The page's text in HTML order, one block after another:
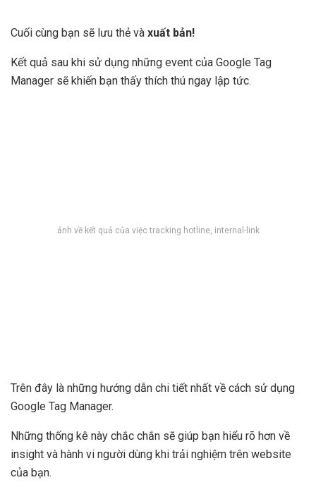
Cuối cùng bạn sẽ lưu thẻ và xuất bản!
Kết quả sau khi sử dụng những event của Google Tag
Manager sẽ khiến bạn thấy thích thú ngay lập tức.
ảnh về kết quả của việc tracking hotline, internal-link
Trên đây là những hướng dẫn chi tiết nhất về cách sử dụng
Google Tag Manager.
Những thống kê này chắc chắn sẽ giúp bạn hiểu rõ hơn về
insight và hành vi người dùng khi trải nghiệm trên website
của bạn.